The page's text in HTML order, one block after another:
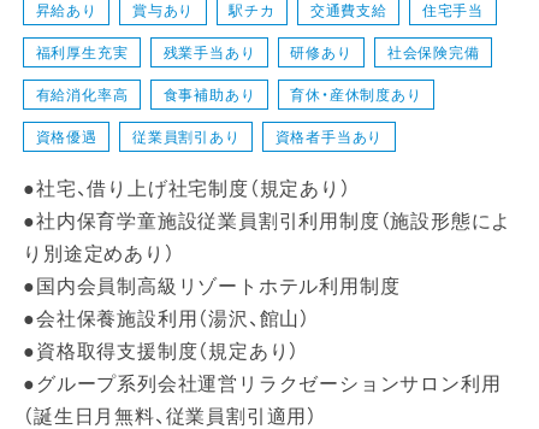
昇給あり 賞与あり 駅チカ 交通費支給 住宅手当
福利厚生充実 残業手当あり 研修あり 社会保険完備
有給消化率高 食事補助あり 育休・産休制度あり
資格優遇 従業員割引あり 資格者手当あり
●社宅、借り上げ社宅制度（規定あり）
●社内保育学童施設従業員割引利用制度（施設形態によ
り別途定めあり）
●国内会員制高級リゾートホテル利用制度
●会社保養施設利用（湯沢、館山）
●資格取得支援制度（規定あり）
●グループ系列会社運営リラクゼーションサロン利用
（誕生日月無料、従業員割引適用）